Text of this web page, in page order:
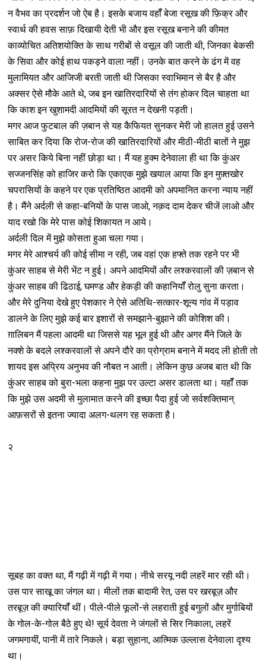
न वैभव का प्रदर्शन जो ऐब है। इसके बजाय वहॉँ बेजा रसूख की फ़िक्र और
स्वार्थ की हवस साफ़ दिखायी देती भी और इस रसूख बनाने की कीमत
काव्योचित अतिशयोक्ति के साथ गरीबों से वसूल की जाती थी, जिनका बेकसी
के सिवा और कोई हाथ पकड़ने वाला नहीं। उनके बात करने के ढंग में वह
मुलामियत और आजिजी बरती जाती थी जिसका स्वाभिमान से बैर है और
अक्सर ऐसे मौके आते थे, जब इन खातिरदारियों से तंग होकर दिल चाहता था
कि काश इन खुशामदी आदमियों की सूरत न देखनी पड़ती।
मगर आज फुटबाल की ज़बान से यह कैफियत सुनकर मेरी जो हालत हुई उसने
साबित कर दिया कि रोज-रोज की खातिरदारियों और मीठी-मीठी बातों ने मुझ
पर असर किये बिना नहीं छोड़ा था। मैं यह हुक्म देनेवाला ही था कि कुंअर
सज्जनसिंह को हाजिर करो कि एकाएक मुझे खयाल आया कि इन मुफ़्तखोर
चपरासियों के कहने पर एक प्रतिष्ठित आदमी को अपमानित करना न्याय नहीं
है। मैंने अर्दली से कहा-बनियों के पास जाओ, नक़द दाम देकर चीजें लाओ और
याद रखो कि मेरे पास कोई शिकायत न आये।
अर्दली दिल में मुझे कोसता हुआ चला गया।
मगर मेरे आश्चर्य की कोई सीमा न रही, जब वहां एक हफ्ते तक रहने पर भी
कुंअर साहब से मेरी भेंट न हुई। अपने आदमियों और लश्करवालों की ज़बान से
कुंअर साहब की ढिठाई, घमण्ड और हेकड़ी की कहानियॉँ रोलु सुना करता।
और मेरे दुनिया देखे हुए पेशकार ने ऐसे अतिथि-सत्कार-शून्य गांव में पड़ाव
डालने के लिए मुझे कई बार इशारों से समझाने-बुझाने की कोशिश की।
ग़ालिबन मैं पहला आदमी था जिससे यह भूल हुई थी और अगर मैंने जिले के
नक्शे के बदले लश्करवालों से अपने दौरे का प्रोग्राम बनाने में मदद ली होती तो
शायद इस अप्रिय अनुभव की नौबत न आती। लेकिन कुछ अजब बात थी कि
कुंअर साहब को बुरा-भला कहना मुझ पर उल्टा असर डालता था। यहॉँ तक
कि मुझे उस अदमी से मुलामात करने की इच्छा पैदा हुई जो सर्वशक्तिमान्
आफ़सरों से इतना ज्यादा अलग-थलग रह सकता है।
२
सूबह का वक्त था, मैं गढ़ी में गढ़ी में गया। नीचे सरयू नदी लहरें मार रही थी।
उस पार साखू का जंगल था। मीलों तक बादामी रेत, उस पर खरबूज़ और
तरबूज़ की क्यारियॉँ थीं। पीले-पीले फूलों-से लहराती हुई बगुलों और मुर्गाबियों
के गोल-के-गोल बैठे हुए थे! सूर्य देवता ने जंगलों से सिर निकाला, लहरें
जगमगायीं, पानी में तारे निकले। बड़ा सुहाना, आत्मिक उल्लास देनेवाला दृश्य
था।